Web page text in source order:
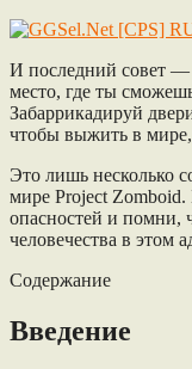
И последний совет —
место, где ты
Забаррикадируй
чтобы выжить в
Это лишь несколько
мире Project Zomboid.
опасностей и помни,
человечества в этом
Содержание
Введение